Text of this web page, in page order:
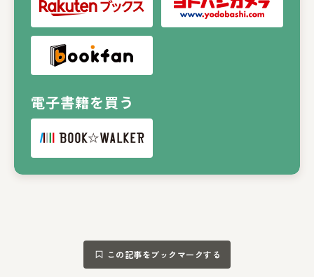
電子書籍を買う
この記事をブックマークする